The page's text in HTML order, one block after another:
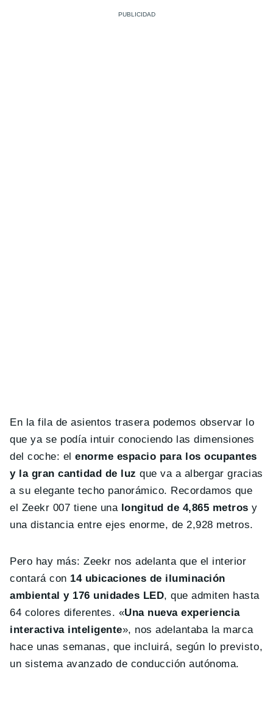
En la fila de asientos trasera podemos observar lo
que ya se podía intuir conociendo las dimensiones
del coche: elenorme espacio para los ocupantes
y la gran cantidad de luz que va a albergar gracias
a su elegante techo panorámico. Recordamos que
el Zeekr 007 tiene una longitud de 4,865 metros y
una distancia entre ejes enorme, de 2,928 metros.
Pero hay más: Zeekr nos adelanta que el interior
contará con 14 ubicaciones de iluminación
ambiental y 176 unidades LED, que admiten hasta
64 colores diferentes. «Una nueva experiencia
interactiva inteligente», nos adelantaba la marca
hace unas semanas, que incluirá, según lo previsto,
un sistema avanzado de conducción autónoma.